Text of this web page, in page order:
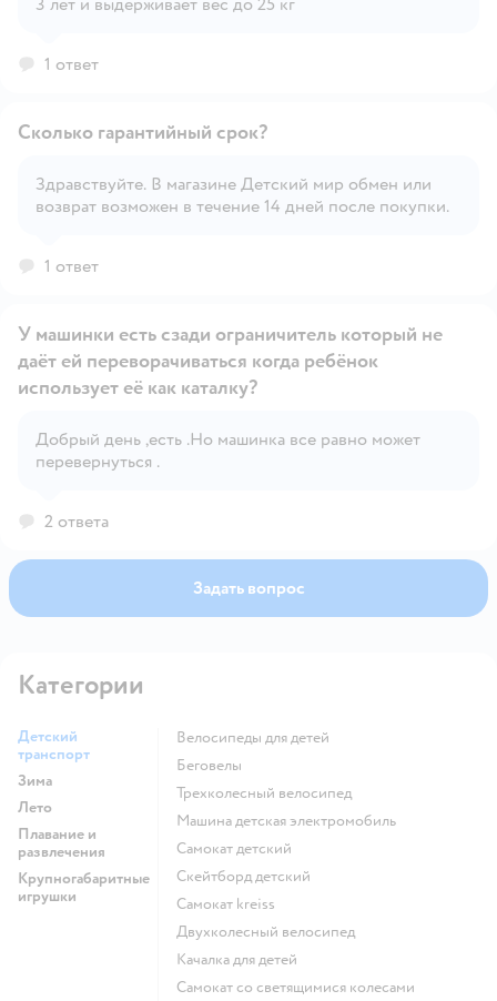
3 лет и выдерживает вес до 25 кг
1 ответ
Открыть вопрос
Сколько гарантийный срок?
Здравствуйте. В магазине Детский мир обмен или
возврат возможен в течение 14 дней после покупки.
1 ответ
Открыть вопрос
У машинки есть сзади ограничитель который не
даёт ей переворачиваться когда ребёнок
использует её как каталку?
Добрый день ,есть .Но машинка все равно может
перевернуться .
2 ответа
Задать вопрос
Категории
Детский
транспорт
Зима
Лето
Плавание и
развлечения
Крупногабаритные
игрушки
Велосипеды для детей
Беговелы
Трехколесный велосипед
Машина детская электромобиль
Самокат детский
Скейтборд детский
Самокат kreiss
Двухколесный велосипед
Качалка для детей
Самокат со светящимися колесами